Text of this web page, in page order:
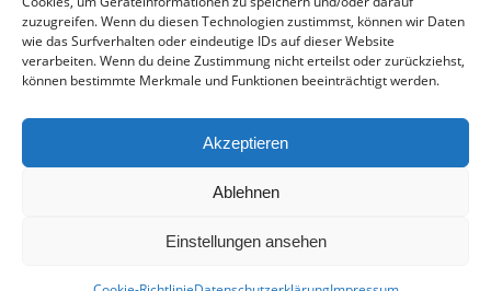
zuzugreifen. Wenn du diesen Technologien zustimmst, können wir Daten
wie das Surfverhalten oder eindeutige IDs auf dieser Website
verarbeiten. Wenn du deine Zustimmung nicht erteilst oder zurückziehst,
können bestimmte Merkmale und Funktionen beeinträchtigt werden.
Akzeptieren
Ablehnen
Einstellungen ansehen
Coach. „Wir hatten keinen Zugriff in Bereichen, wo wir
Zugriff gebraucht hätten, wo der Gegner stark war. Und wir
haben nicht das Umschaltspiel mitgehen können, das der
Kopf und mit den Beinen.“
weiterlesen